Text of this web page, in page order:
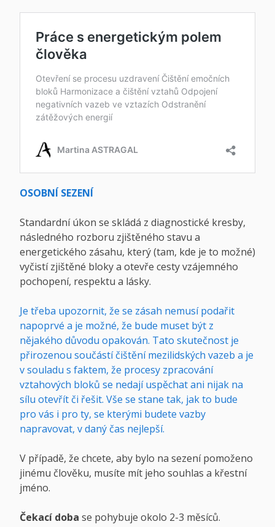
OSOBNÍ SEZENÍ
Standardní úkon se skládá z diagnostické kresby,
následného rozboru zjištěného stavu a
energetického zásahu, který (tam, kde je to možné)
vyčistí zjištěné bloky a otevře cesty vzájemného
pochopení, respektu a lásky.
Je třeba upozornit, že se zásah nemusí podařit
napoprvé a je možné, že bude muset být z
nějakého důvodu opakován. Tato skutečnost je
přirozenou součástí čištění mezilidských vazeb a je
v souladu s faktem, že procesy zpracování
vztahových bloků se nedají uspěchat ani nijak na
sílu otevřít či řešit. Vše se stane tak, jak to bude
pro vás i pro ty, se kterými budete vazby
napravovat, v daný čas nejlepší.
V případě, že chcete, aby bylo na sezení pomoženo
jinému člověku, musíte mít jeho souhlas a křestní
jméno.
Čekací doba se pohybuje okolo 2-3 měsíců.